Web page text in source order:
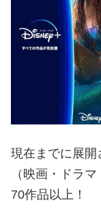
現在までに展開
（映画・ドラ
70作品以上！